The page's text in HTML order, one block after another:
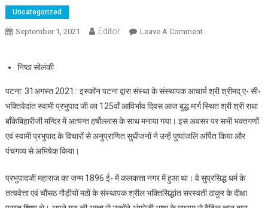
Uncategorized
September 1, 2021 Editor Leave A CommentOn इस्कॉन पटना द्वारा
दिवस मनाया गया
निष्ठा सोलंकी
पटना: 31अगस्त 2021:: इस्कॉन पटना द्वारा संस्था के संस्थापक आचार्य श्री श्रीमद् ए॰ सी॰
भक्तिवेदांत स्वामी प्रभुपाद जी का 125वाँ आविर्भाव दिवस आज बुद्ध मार्ग स्थित श्री श्री राधा
बाँकेबिहारीजी मन्दिर में अत्यन्त हर्षोल्लास के साथ मनाया गया। इस अवसर पर सभी भक्तगणों
एवं स्वामी प्रभुपाद के विचारों से अनुप्राणित सुधीजनों ने उन्हें पुष्पांजलि अर्पित किया और
पंचगव्य से अभिषेक किया।
प्रभुपादजी महाराज का जन्म 1896 ई॰ में कलकत्ता नगर में हुआ था। वे सुप्रसिद्ध धर्म के
तत्ववेत्ता एवं चौंसठ गौड़ीयों मठों के संस्थापक श्रील भक्तिसिद्धांत सरस्वती ठाकुर के दीक्षा